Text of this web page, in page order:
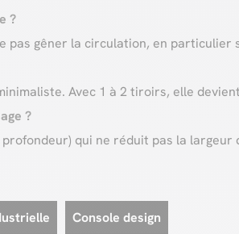
?
pas gêner la circulation, en
Avec 1 à 2 tiroirs, elle
?
qui ne réduit pas la
Console design